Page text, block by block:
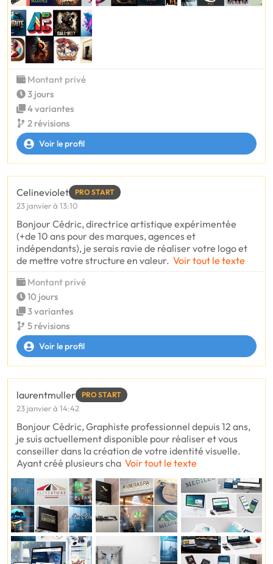
Montant privé
3 jours
4 variantes
2 révisions
Voir le profil
Celineviolet PRO START
23 janvier à 13:10
Bonjour Cédric, directrice artistique expérimentée
(+de 10 ans pour des marques, agences et
indépendants), je serais ravie de réaliser votre logo et
de mettre votre structure en valeur. Voir tout le texte
Montant privé
10 jours
3 variantes
5 révisions
Voir le profil
laurentmuller PRO START
23 janvier à 14:42
Bonjour Cédric, Graphiste professionnel depuis 12 ans,
je suis actuellement disponible pour réaliser et vous
conseiller dans la création de votre identité visuelle.
Ayant créé plusieurs cha Voir tout le texte